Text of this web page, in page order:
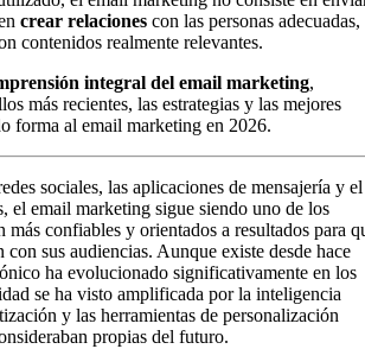
crear relaciones con las personas adecuadas,
contenidos realmente relevantes.
integral del email marketing,
más recientes, las estrategias y las mejores
forma al email marketing en 2026.
sociales, las aplicaciones de mensajería y el
el email marketing sigue siendo uno de los
más confiables y orientados a resultados para
con sus audiencias. Aunque existe desde hace
ha evolucionado significativamente en los
se ha visto amplificada por la inteligencia
y las herramientas de personalización
propias del futuro.